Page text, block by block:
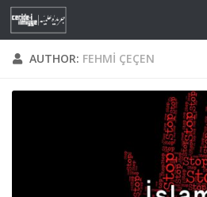
Skip to content
AUTHOR: FEHMI ÇEÇEN